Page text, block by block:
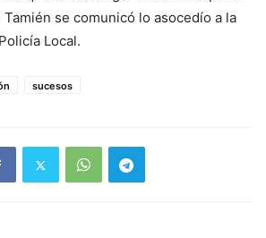
se comunicó lo asocedío a la
Local.
sucesos